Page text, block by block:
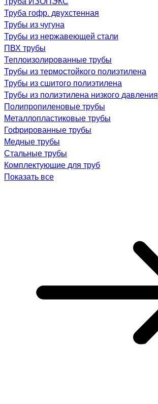
Труба гофр. двухстенная
Трубы из чугуна
Трубы из нержавеющей стали
ПВХ трубы
Теплоизолированные трубы
Трубы из термостойкого полиэтилена
Трубы из сшитого полиэтилена
Трубы из полиэтилена низкого давления
Полипропиленовые трубы
Металлопластиковые трубы
Гофрированные трубы
Медные трубы
Стальные трубы
Комплектующие для труб
Показать все